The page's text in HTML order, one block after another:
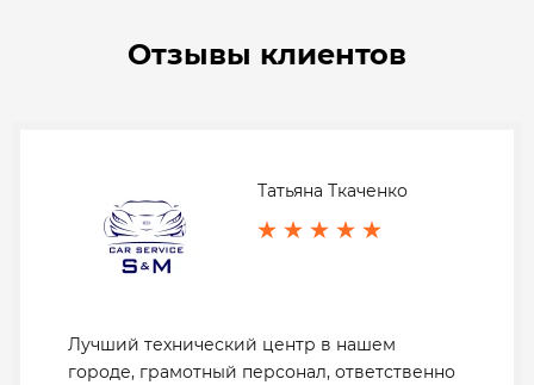
Отзывы клиентов
Татьяна Ткаченко
Лучший технический центр в нашем
городе, грамотный персонал, ответственно